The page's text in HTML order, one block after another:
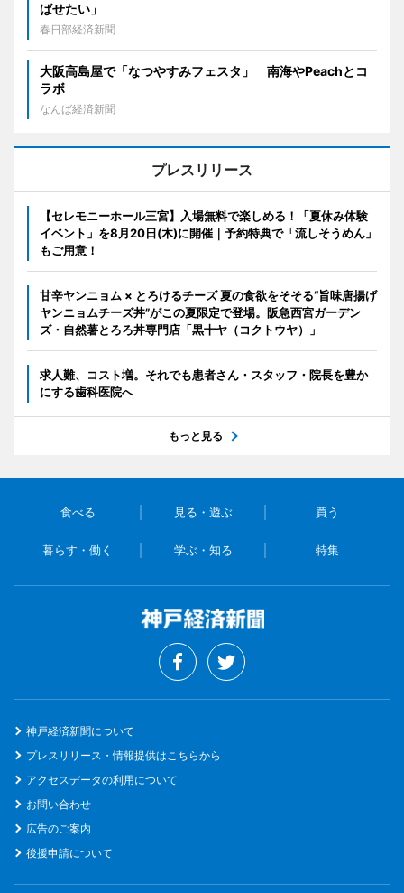
ばせたい」
春日部経済新聞
大阪高島屋で「なつやすみフェスタ」 南海やPeachとコ
ラボ
なんば経済新聞
プレスリリース
【セレモニーホール三宮】入場無料で楽しめる！「夏休み体験
イベント」を8月20日(木)に開催｜予約特典で「流しそうめん」
もご用意！
甘辛ヤンニョム × とろけるチーズ 夏の食欲をそそる“旨味唐揚げ
ヤンニョムチーズ丼”がこの夏限定で登場。阪急西宮ガーデン
ズ・自然薯とろろ丼専門店「黒十ヤ（コクトウヤ）」
求人難、コスト増。それでも患者さん・スタッフ・院長を豊か
にする歯科医院へ
もっと見る
食べる 見る・遊ぶ 買う
暮らす・働く 学ぶ・知る 特集
神戸経済新聞について
プレスリリース・情報提供はこちらから
アクセスデータの利用について
お問い合わせ
広告のご案内
後援申請について